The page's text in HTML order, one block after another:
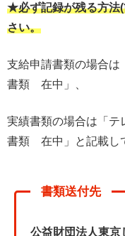
★必ず記録が残る方法
さい。
支給申請書類の場合
書類 在中」、
実績書類の場合は「
書類 在中」と記載し
書類送付先
公益財団法人東